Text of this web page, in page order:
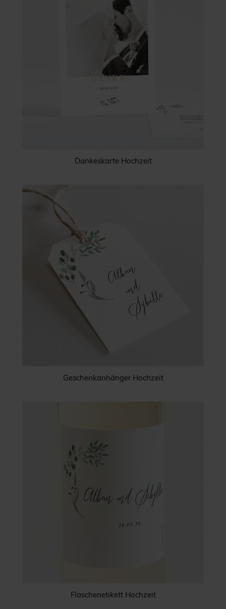
Dankeskarte Hochzeit
Geschenkanhänger Hochzeit
Flaschenetikett Hochzeit